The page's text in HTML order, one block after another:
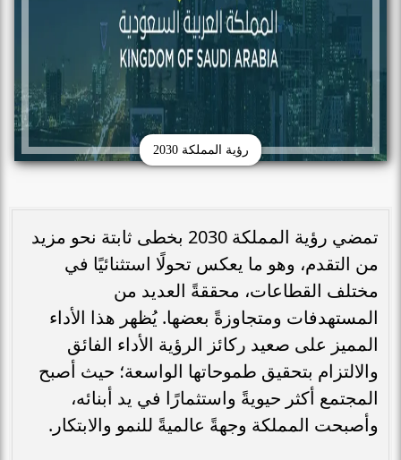
رؤية المملكة 2030
تمضي رؤية المملكة 2030 بخطى ثابتة نحو مزيد
من التقدم، وهو ما يعكس تحولًا استثنائيًا في
مختلف القطاعات، محققةً العديد من
المستهدفات ومتجاوزةً بعضها. يُظهر هذا الأداء
المميز على صعيد ركائز الرؤية الأداء الفائق
والالتزام بتحقيق طموحاتها الواسعة؛ حيث أصبح
المجتمع أكثر حيويةً واستثمارًا في يد أبنائه،
وأصبحت المملكة وجهةً عالميةً للنمو والابتكار.